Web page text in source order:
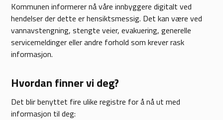
Kommunen informerer nå våre innbyggere digitalt ved
hendelser der dette er hensiktsmessig. Det kan være ved
vannavstengning, stengte veier, evakuering, generelle
servicemeldinger eller andre forhold som krever rask
informasjon.
Hvordan finner vi deg?
Det blir benyttet fire ulike registre for å nå ut med
informasjon til deg: